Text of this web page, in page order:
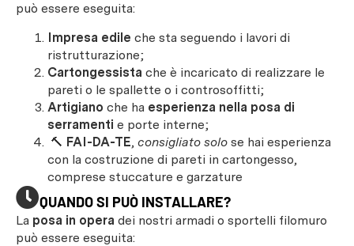
può essere eseguita:
Impresa edile che sta seguendo i lavori di
ristrutturazione;
Cartongessista che è incaricato di realizzare le
pareti o le spallette o i controsoffitti;
Artigiano che ha esperienza nella posa di
serramenti e porte interne;
🔨 FAI-DA-TE, consigliato solo se hai esperienza
con la costruzione di pareti in cartongesso,
comprese stuccature e garzature
QUANDO SI PUÒ INSTALLARE?
La posa in opera dei nostri armadi o sportelli filomuro
può essere eseguita: